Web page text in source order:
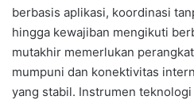
berbasis aplikasi, koordinasi
hingga kewajiban mengikuti
mutakhir memerlukan
mumpuni dan konektivitas
yang stabil. Instrumen